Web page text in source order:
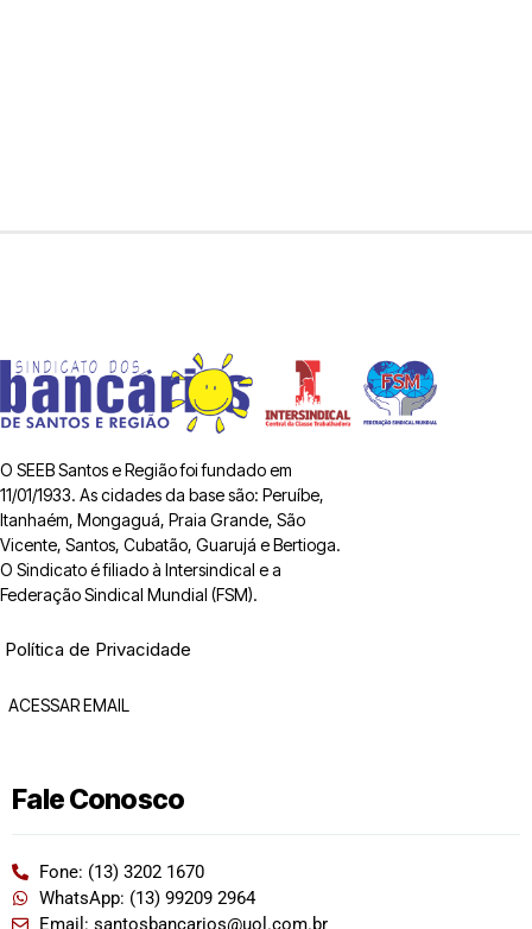
O SEEB Santos e Região foi fundado em
11/01/1933. As cidades da base são: Peruíbe,
Itanhaém, Mongaguá, Praia Grande, São
Vicente, Santos, Cubatão, Guarujá e Bertioga.
O Sindicato é filiado à Intersindical e a
Federação Sindical Mundial (FSM).
Política de Privacidade
ACESSAR EMAIL
Fale Conosco
Fone: (13) 3202 1670
WhatsApp: (13) 99209 2964
Email: santosbancarios@uol.com.br